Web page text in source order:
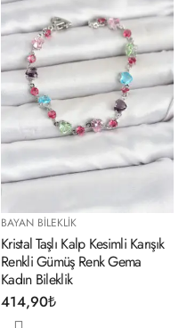
BAYAN BILEKLIK
Kristal Taşlı Kalp Kesimli Karışık
Renkli Gümüş Renk Gema
Kadın Bileklik
414,90₺